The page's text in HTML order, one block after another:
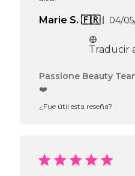
Marie S. 🇫🇷
04/
Traducir
Passione Beauty
❤️
¿Fue útil esta reseña?